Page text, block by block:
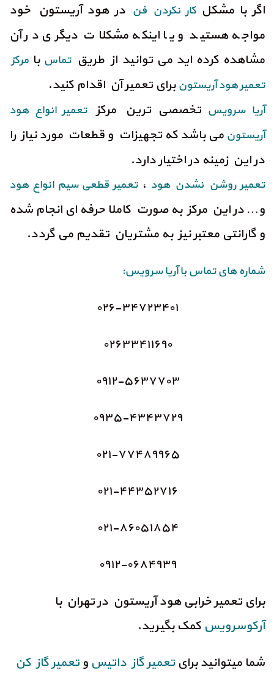
اگر با مشکل کار نکردن فن در هود آریستون خود
مواجه هستید و یا اینکه مشکلات دیگری در آن
مشاهده کرده اید می توانید از طریقتماس با مرکز
تعمیر هودآریستونبرای تعمیر آن اقدام کنید.
آریا سرویس تخصصی ترین مرکزتعمیر انواع هود
آریستون می باشد که تجهیزات و قطعات مورد نیاز را
در این زمینه در اختیار دارد.
تعمیر روشن نشدن هود ،تعمیر قطعی سیم انواع هود
و… در این مرکز به صورت کاملا حرفه ای انجام شده
و گارانتی معتبر نیز به مشتریان تقدیم می گردد.
شماره های تماس با آریا سرویس:
۰۲۶-۳۴۷۲۳۴۰۱
۰۲۶۳۳۴۱۱۶۹۰
۰۹۱۲-۵۶۳۷۷۰۳
۰۹۳۵-۴۳۴۳۷۲۹
۰۲۱-۷۷۴۸۹۹۶۵
۰۲۱-۴۴۳۵۲۷۱۶
۰۲۱-۸۶۰۵۱۸۵۴
۰۹۱۲-۰۶۸۴۹۳۹
برای تعمیر خرابی هود آریستون در تهران با
آرکوسرویس کمک بگیرید.
شما میتوانید برای تعمیر گاز داتیس و تعمیر گاز کن